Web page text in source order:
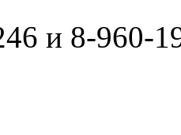
и 8-960-